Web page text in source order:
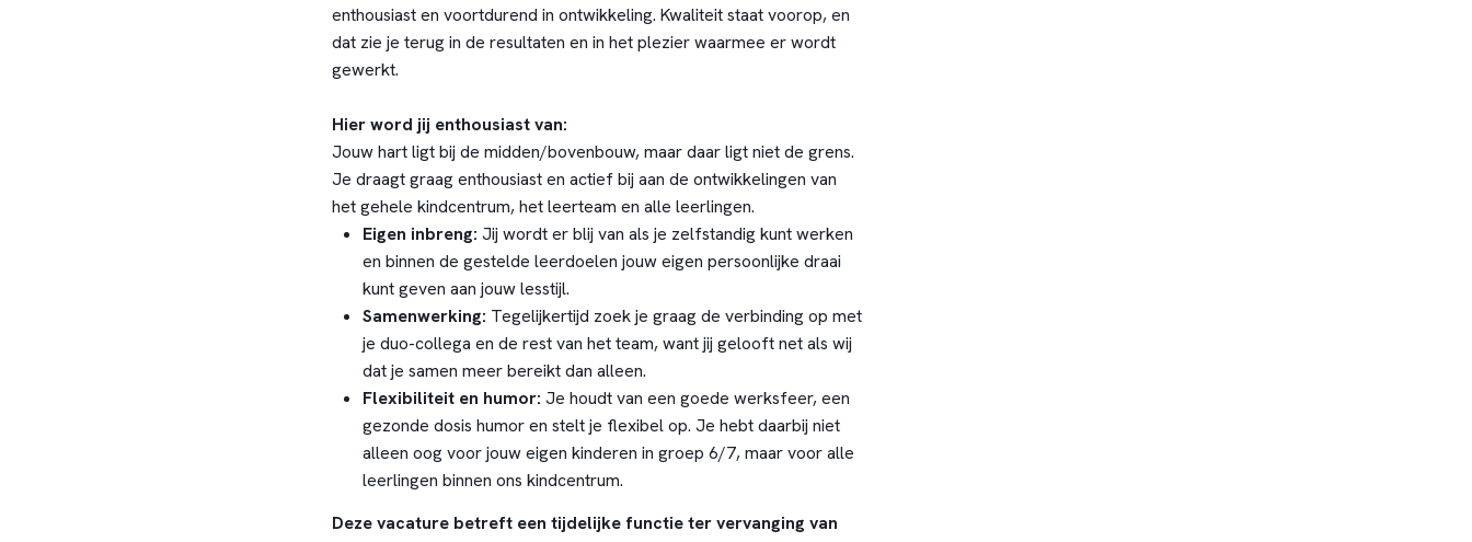
enthousiast en voortdurend in ontwikkeling. Kwaliteit staat voorop, en
dat zie je terug in de resultaten en in het plezier waarmee er wordt
gewerkt.
Hier word jij enthousiast van:
Jouw hart ligt bij de midden/bovenbouw, maar daar ligt niet de grens.
Je draagt graag enthousiast en actief bij aan de ontwikkelingen van
het gehele kindcentrum, het leerteam en alle leerlingen.
Eigen inbreng: Jij wordt er blij van als je zelfstandig kunt werken
en binnen de gestelde leerdoelen jouw eigen persoonlijke draai
kunt geven aan jouw lesstijl.
Samenwerking: Tegelijkertijd zoek je graag de verbinding op met
je duo-collega en de rest van het team, want jij gelooft net als wij
dat je samen meer bereikt dan alleen.
Flexibiliteit en humor: Je houdt van een goede werksfeer, een
gezonde dosis humor en stelt je flexibel op. Je hebt daarbij niet
alleen oog voor jouw eigen kinderen in groep 6/7, maar voor alle
leerlingen binnen ons kindcentrum.
Deze vacature betreft een tijdelijke functie ter vervanging van